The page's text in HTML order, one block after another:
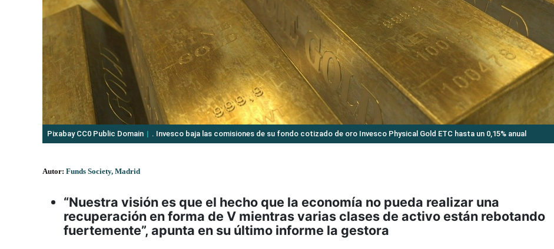
Pixabay CC0 Public Domain . Invesco baja las comisiones de su fondo cotizado de oro Invesco Physical Gold ETC hasta un 0,15% anual
Autor: Funds Society, Madrid
“Nuestra visión es que el hecho que la economía no pueda realizar una
recuperación en forma de V mientras varias clases de activo están rebotando
fuertemente”, apunta en su último informe la gestora